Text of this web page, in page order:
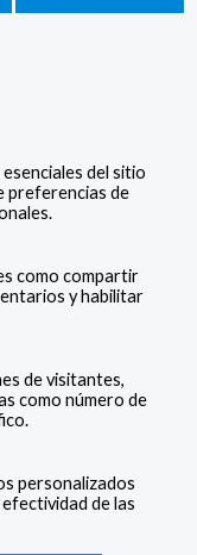
del sitio
preferencias de
como compartir
y habilitar
de visitantes,
como número de
personalizados
de las